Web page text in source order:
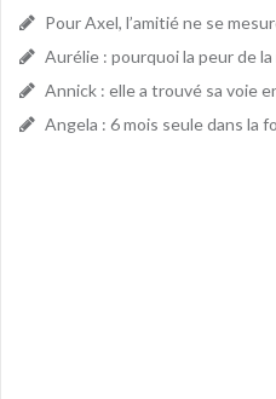
Pour Axel, l’amitié ne se
Aurélie : pourquoi la peur de
Annick : elle a trouvé sa voie
Angela : 6 mois seule dans la